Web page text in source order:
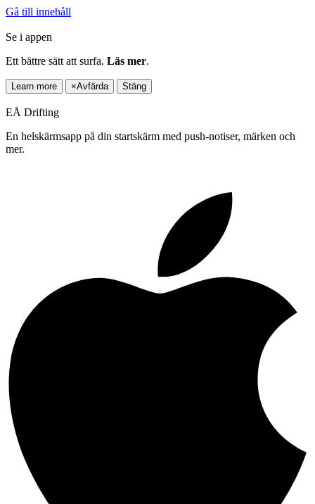
Gå till innehåll
Se i appen
Ett bättre sätt att surfa. Läs mer.
Learn more ×Avfärda Stäng
EÅ Drifting
En helskärmsapp på din startskärm med push-notiser, märken och
mer.